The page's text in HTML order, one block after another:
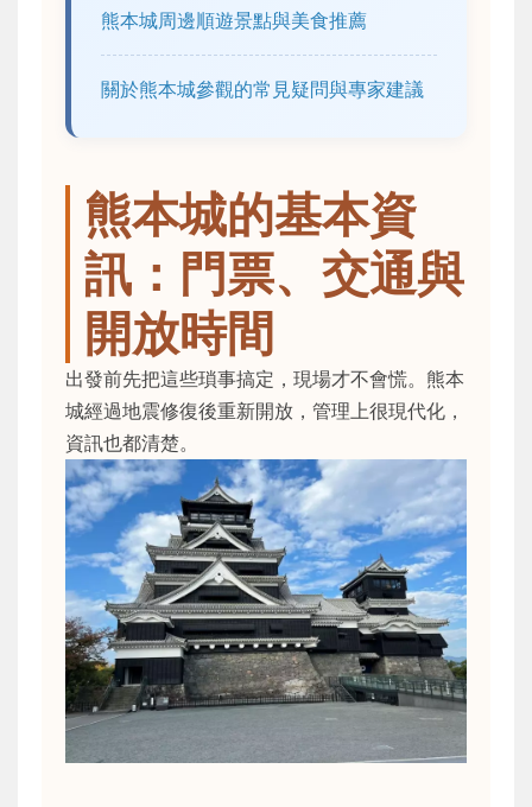
熊本城周邊順遊景點與美食推薦
關於熊本城參觀的常見疑問與專家建議
熊本城的基本資
訊：門票、交通與
開放時間
出發前先把這些瑣事搞定，現場才不會慌。熊本
城經過地震修復後重新開放，管理上很現代化，
資訊也都清楚。